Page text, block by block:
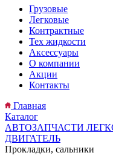
Грузовые
Легковые
Контрактные
Тех жидкости
Аксессуары
О компании
Акции
Контакты
Главная
Каталог
АВТОЗАПЧАСТИ
ДВИГАТЕЛЬ
Прокладки, сальники